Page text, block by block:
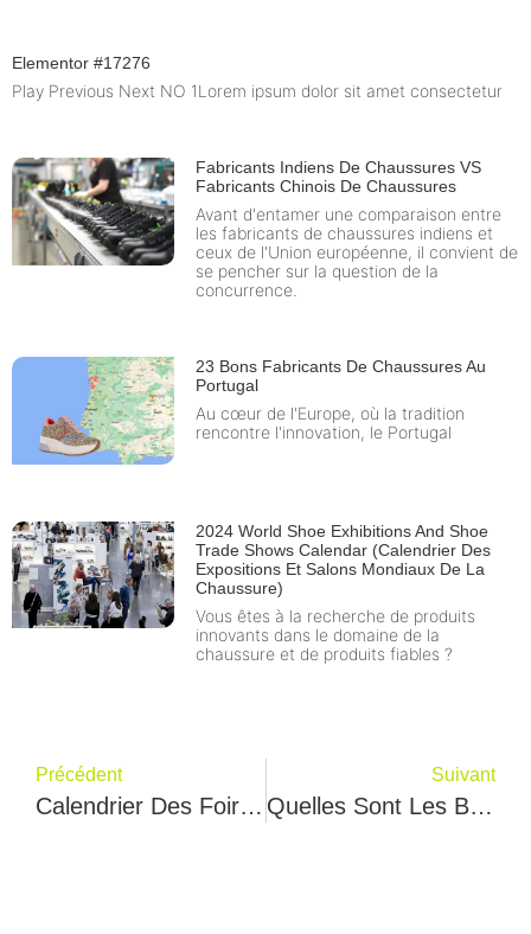
Elementor #17276
Play Previous Next NO 1Lorem ipsum dolor sit amet consectetur
Fabricants Indiens De Chaussures VS
Fabricants Chinois De Chaussures
Avant d'entamer une comparaison entre
les fabricants de chaussures indiens et
ceux de l'Union européenne, il convient de
se pencher sur la question de la
concurrence.
23 Bons Fabricants De Chaussures Au
Portugal
Au cœur de l'Europe, où la tradition
rencontre l'innovation, le Portugal
2024 World Shoe Exhibitions And Shoe
Trade Shows Calendar (Calendrier Des
Expositions Et Salons Mondiaux De La
Chaussure)
Vous êtes à la recherche de produits
innovants dans le domaine de la
chaussure et de produits fiables ?
Précédent
Calendrier Des Foires Et Salons De La Chaussure En 2022
Suivant
Quelles Sont Les Baskets Pour Femmes Les Plus Populaires En 2022 ?